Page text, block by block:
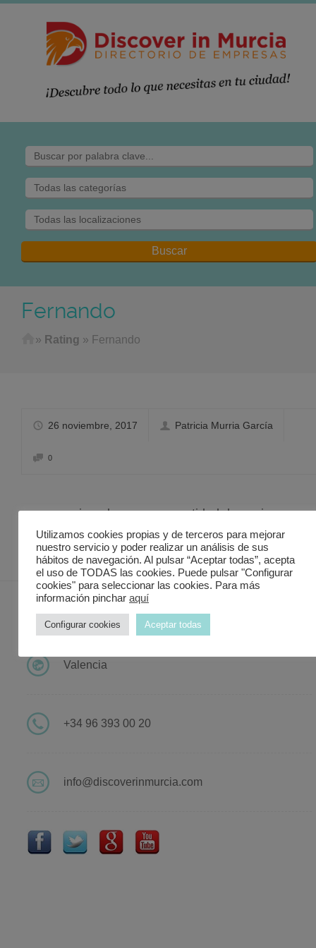
Fernando
Home
» Rating » Fernando
26 noviembre, 2017 Patricia Murria García
0
I mpresionado por gran cantidad de opciones a
precios muy interesantes.
Contacto Discover in Murcia
Valencia
+34 96 393 00 20
info@discoverinmurcia.com
Utilizamos cookies propias y de terceros para mejorar
nuestro servicio y poder realizar un análisis de sus
hábitos de navegación. Al pulsar “Aceptar todas”, acepta
el uso de TODAS las cookies. Puede pulsar "Configurar
cookies" para seleccionar las cookies. Para más
información pinchar aquí
Configurar cookies Aceptar todas